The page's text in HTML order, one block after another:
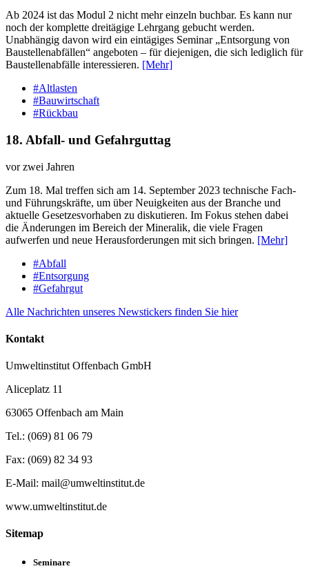
Ab 2024 ist das Modul 2 nicht mehr einzeln buchbar. Es kann nur
noch der komplette dreitägige Lehrgang gebucht werden.
Unabhängig davon wird ein eintägiges Seminar „Entsorgung von
Baustellenabfällen“ angeboten – für diejenigen, die sich lediglich für
Baustellenabfälle interessieren. [Mehr]
#Altlasten
#Bauwirtschaft
#Rückbau
18. Abfall-​ und Gefahrguttag
vor zwei Jahren
Zum 18. Mal treffen sich am 14. September 2023 technische Fach-
und Führungskräfte, um über Neuigkeiten aus der Branche und
aktuelle Gesetzesvorhaben zu diskutieren. Im Fokus stehen dabei
die Änderungen im Bereich der Mineralik, die viele Fragen
aufwerfen und neue Herausforderungen mit sich bringen. [Mehr]
#Abfall
#Entsorgung
#Gefahrgut
Alle Nachrichten unseres Newstickers finden Sie hier
Kontakt
Umweltinstitut Offenbach GmbH
Aliceplatz 11
63065 Offenbach am Main
Tel.: (069) 81 06 79
Fax: (069) 82 34 93
E-Mail: mail@umweltinstitut.de
www.umweltinstitut.de
Sitemap
Seminare